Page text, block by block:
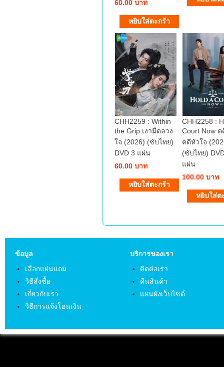
60.00 บาท
CHH2259 : Within
the Grip เงามืดลวง
ใจ (2026) (ซับไทย)
DVD 3 แผ่น
60.00 บาท
CHH2258 :
Court Now
คดีหัวใจ
(ซับไทย)
แผ่น
100.00 บาท
ข้อมูล
เลือกแผ่นแถม
วิธีสั่งซื้อ
เกี่ยวกับเรา
วิธีการแจ้งโอนเงิน
บริการของเรา
ติดต่อเรา
คืนสินค้า
แผนผังเว็บไซต์